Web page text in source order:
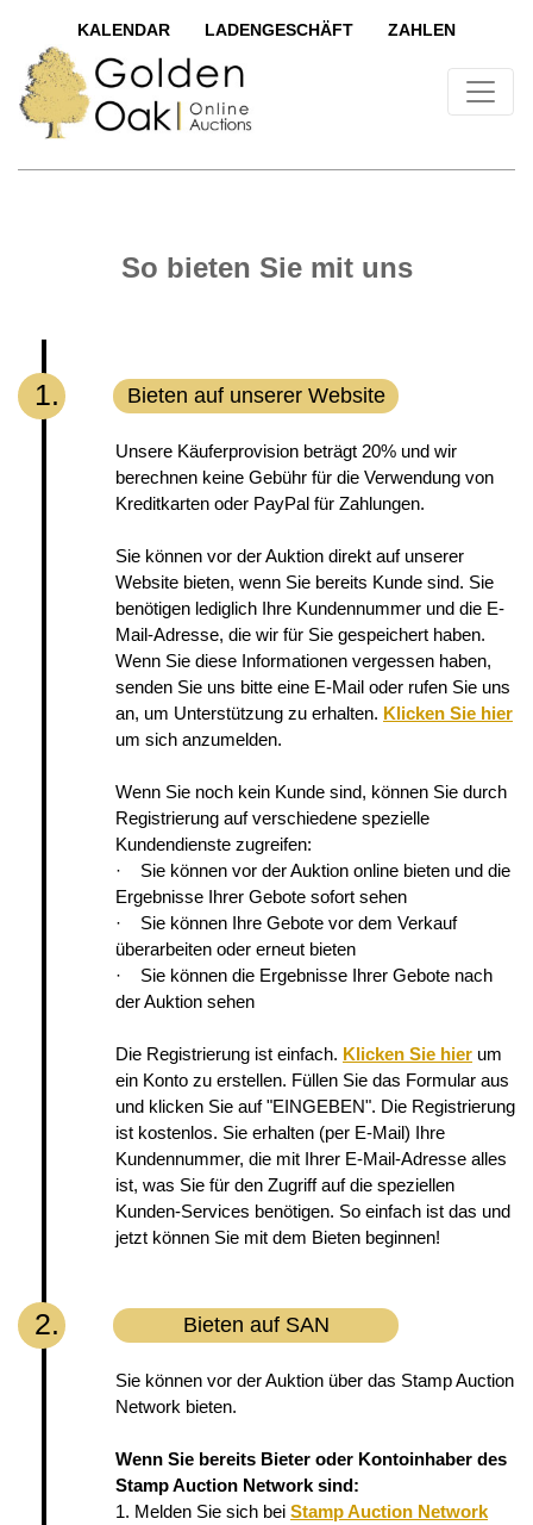
KALENDAR LADENGESCHÄFT ZAHLEN
So bieten Sie mit uns
1. Bieten auf unserer Website
Unsere Käuferprovision beträgt 20% und wir
berechnen keine Gebühr für die Verwendung von
Kreditkarten oder PayPal für Zahlungen.
Sie können vor der Auktion direkt auf unserer
Website bieten, wenn Sie bereits Kunde sind. Sie
benötigen lediglich Ihre Kundennummer und die E-
Mail-Adresse, die wir für Sie gespeichert haben.
Wenn Sie diese Informationen vergessen haben,
senden Sie uns bitte eine E-Mail oder rufen Sie uns
an, um Unterstützung zu erhalten. Klicken Sie hier
um sich anzumelden.
Wenn Sie noch kein Kunde sind, können Sie durch
Registrierung auf verschiedene spezielle
Kundendienste zugreifen:
· Sie können vor der Auktion online bieten und die
Ergebnisse Ihrer Gebote sofort sehen
· Sie können Ihre Gebote vor dem Verkauf
überarbeiten oder erneut bieten
· Sie können die Ergebnisse Ihrer Gebote nach
der Auktion sehen
Die Registrierung ist einfach. Klicken Sie hier um
ein Konto zu erstellen. Füllen Sie das Formular aus
und klicken Sie auf "EINGEBEN". Die Registrierung
ist kostenlos. Sie erhalten (per E-Mail) Ihre
Kundennummer, die mit Ihrer E-Mail-Adresse alles
ist, was Sie für den Zugriff auf die speziellen
Kunden-Services benötigen. So einfach ist das und
jetzt können Sie mit dem Bieten beginnen!
2. Bieten auf SAN
Sie können vor der Auktion über das Stamp Auction
Network bieten.
Wenn Sie bereits Bieter oder Kontoinhaber des
Stamp Auction Network sind:
1. Melden Sie sich bei Stamp Auction Network